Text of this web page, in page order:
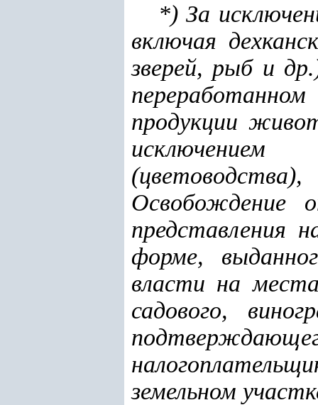
*) За
включая
зверей, рыб и
продукции
исключением
Освобождение
представления
форме,
власти на
садового,
земельном